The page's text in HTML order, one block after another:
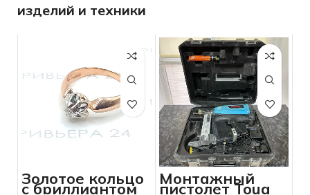
изделий и техники
Золотое кольцо
с бриллиантом
Монтажный
пистолет Toua